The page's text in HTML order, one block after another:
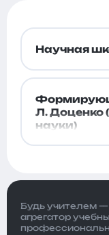
Научная
Л. Доценко
науки)
Будь учителем
агрегатор